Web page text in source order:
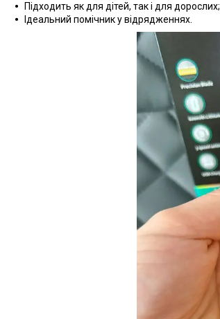
Підходить як для дітей, так і для дорослих;
Ідеальний помічник у відрядженнях.